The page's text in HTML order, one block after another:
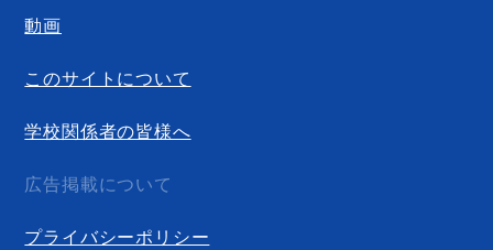
動画
このサイトについて
学校関係者の皆様へ
広告掲載について
プライバシーポリシー